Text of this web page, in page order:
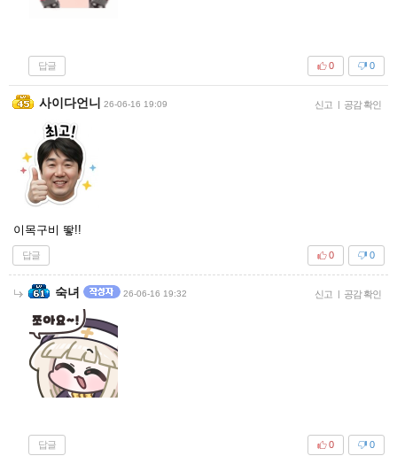
답글 0
0
사이다언니 26-06-16 19:09 신고 | 공감 확인
이목구비 뙇!!
답글 0
0
숙녀 26-06-16 19:32 신고 | 공감 확인
답글 0
0